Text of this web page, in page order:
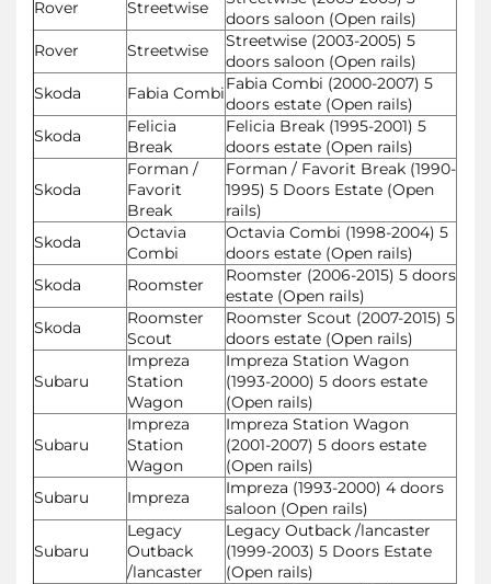
Rover
Streetwise
doors saloon (Open rails)
Rover
Streetwise
Streetwise (2003-2005) 5
doors saloon (Open rails)
Skoda
Fabia CombiFabia Combi (2000-2007) 5
doors estate (Open rails)
Skoda
Felicia
Break
Felicia Break (1995-2001) 5
doors estate (Open rails)
Skoda
Forman /
Favorit
Break
Forman / Favorit Break (1990-
1995) 5 Doors Estate (Open
rails)
Skoda
Octavia
Combi
Octavia Combi (1998-2004) 5
doors estate (Open rails)
Skoda
Roomster
Roomster (2006-2015) 5 doors
estate (Open rails)
Skoda
Roomster
Scout
Roomster Scout (2007-2015) 5
doors estate (Open rails)
Subaru
Impreza
Station
Wagon
Impreza Station Wagon
(1993-2000) 5 doors estate
(Open rails)
Subaru
Impreza
Station
Wagon
Impreza Station Wagon
(2001-2007) 5 doors estate
(Open rails)
Subaru
Impreza
Impreza (1993-2000) 4 doors
saloon (Open rails)
Subaru
Legacy
Outback
/lancaster
Legacy Outback /lancaster
(1999-2003) 5 Doors Estate
(Open rails)